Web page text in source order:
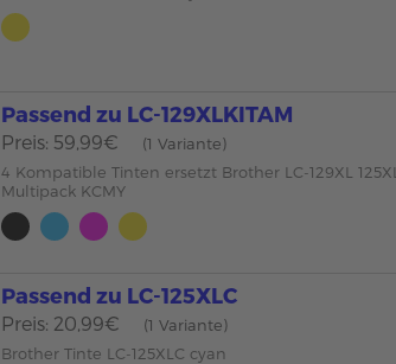
Passend zu LC-129XLKITAM
Preis: 59,99€
(1 Variante)
4 Kompatible Tinten ersetzt Brother LC-129XL 125XL
Multipack KCMY
Passend zu LC-125XLC
Preis: 20,99€
(1 Variante)
Brother Tinte LC-125XLC cyan